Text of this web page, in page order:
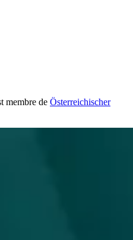
membre de Österreichischer